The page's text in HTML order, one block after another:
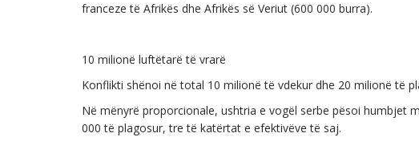
franceze të Afrikës dhe Afrikës së Veriut (600 000 burra).
10 milionë luftëtarë të vrarë
Konflikti shënoi në total 10 milionë të vdekur dhe 20 milionë të
Në mënyrë proporcionale, ushtria e vogël serbe pësoi humbjet
000 të plagosur, tre të katërtat e efektivëve të saj.